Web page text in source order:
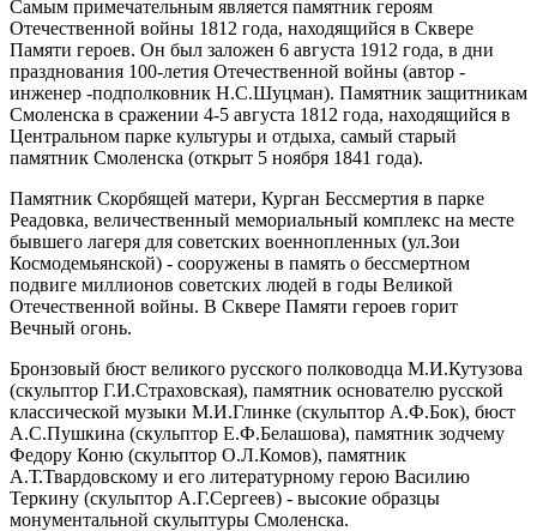
Самым примечательным является памятник героям
Отечественной войны 1812 года, находящийся в Сквере
Памяти героев. Он был заложен 6 августа 1912 года, в дни
празднования 100-летия Отечественной войны (автор -
инженер -подполковник Н.С.Шуцман). Памятник защитникам
Смоленска в сражении 4-5 августа 1812 года, находящийся в
Центральном парке культуры и отдыха, самый старый
памятник Смоленска (открыт 5 ноября 1841 года).
Памятник Скорбящей матери, Курган Бессмертия в парке
Реадовка, величественный мемориальный комплекс на месте
бывшего лагеря для советских военнопленных (ул.Зои
Космодемьянской) - сооружены в память о бессмертном
подвиге миллионов советских людей в годы Великой
Отечественной войны. В Сквере Памяти героев горит
Вечный огонь.
Бронзовый бюст великого русского полководца М.И.Кутузова
(скульптор Г.И.Страховская), памятник основателю русской
классической музыки М.И.Глинке (скульптор А.Ф.Бок), бюст
А.С.Пушкина (скульптор Е.Ф.Белашова), памятник зодчему
Федору Коню (скульптор О.Л.Комов), памятник
А.Т.Твардовскому и его литературному герою Василию
Теркину (скульптор А.Г.Сергеев) - высокие образцы
монументальной скульптуры Смоленска.